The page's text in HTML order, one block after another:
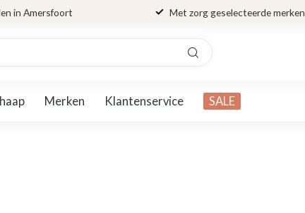
in Amersfoort Met zorg geselecteerde merken
Merken Klantenservice SALE